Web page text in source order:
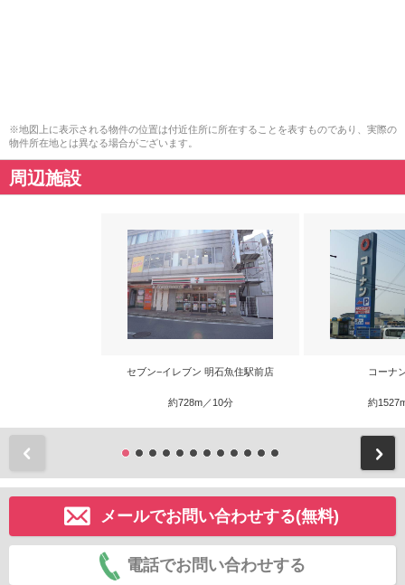
※地図上に表示される物件の位置は付近住所に所在することを表すものであり、実際の
物件所在地とは異なる場合がございます。
周辺施設
セブン−イレブン 明石魚住駅前店
約728m／10分
コーナ
約
メールでお問い合わせする(無料)
電話でお問い合わせする